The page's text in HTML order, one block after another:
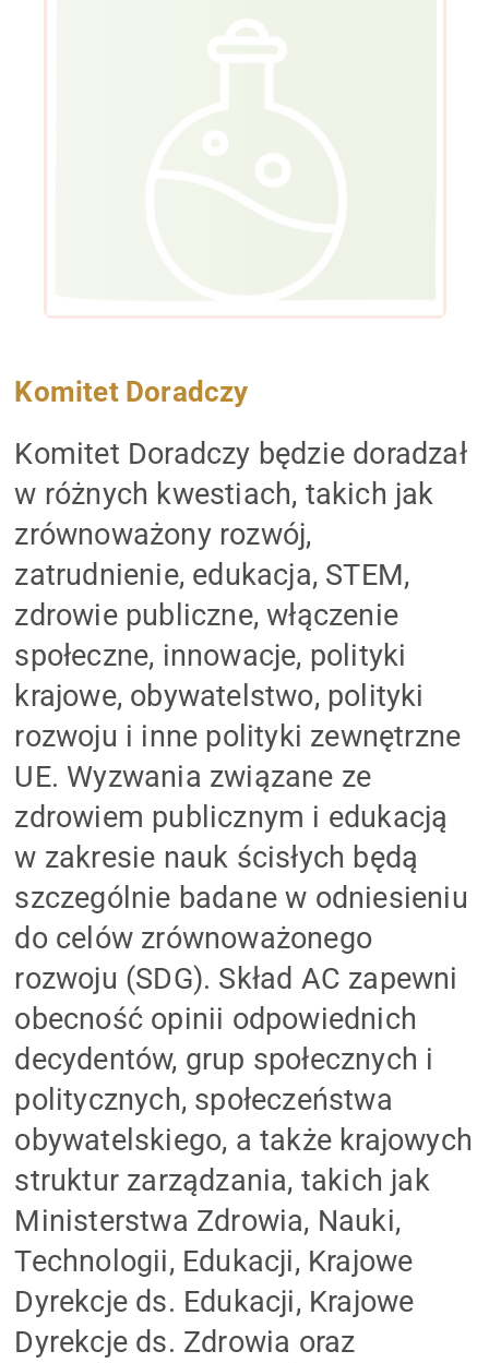
YouTube
LinkedIn
Komitet Doradczy
Komitet Doradczy będzie doradzał
w różnych kwestiach, takich jak
zrównoważony rozwój,
zatrudnienie, edukacja, STEM,
zdrowie publiczne, włączenie
społeczne, innowacje, polityki
krajowe, obywatelstwo, polityki
rozwoju i inne polityki zewnętrzne
UE. Wyzwania związane ze
zdrowiem publicznym i edukacją
w zakresie nauk ścisłych będą
szczególnie badane w odniesieniu
do celów zrównoważonego
rozwoju (SDG). Skład AC zapewni
obecność opinii odpowiednich
decydentów, grup społecznych i
politycznych, społeczeństwa
obywatelskiego, a także krajowych
struktur zarządzania, takich jak
Ministerstwa Zdrowia, Nauki,
Technologii, Edukacji, Krajowe
Dyrekcje ds. Edukacji, Krajowe
Dyrekcje ds. Zdrowia oraz